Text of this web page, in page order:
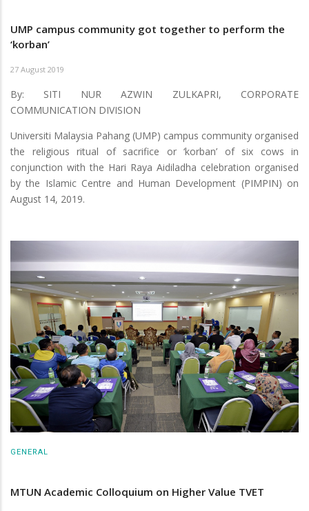
UMP campus community got together to perform the
‘korban’
27 August 2019
By: SITI NUR AZWIN ZULKAPRI, CORPORATE
COMMUNICATION DIVISION
Universiti Malaysia Pahang (UMP) campus community organised
the religious ritual of sacrifice or ‘korban’ of six cows in
conjunction with the Hari Raya Aidiladha celebration organised
by the Islamic Centre and Human Development (PIMPIN) on
August 14, 2019.
GENERAL
MTUN Academic Colloquium on Higher Value TVET